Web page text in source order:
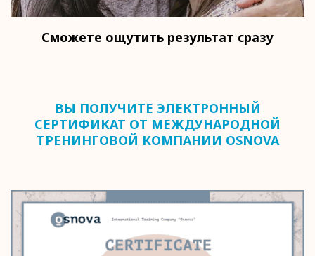
Сможете ощутить результат сразу
ВЫ ПОЛУЧИТЕ ЭЛЕКТРОННЫЙ
СЕРТИФИКАТ ОТ МЕЖДУНАРОДНОЙ
ТРЕНИНГОВОЙ КОМПАНИИ OSNOVA